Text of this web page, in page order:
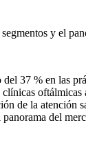
y el
37 % en las
de la atención
del